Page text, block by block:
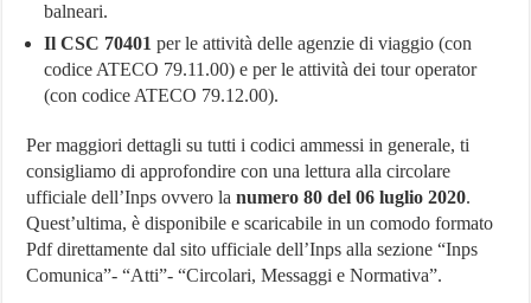
balneari.
Il CSC 70401 per le attività delle agenzie di viaggio (con
codice ATECO 79.11.00) e per le attività dei tour operator
(con codice ATECO 79.12.00).
Per maggiori dettagli su tutti i codici ammessi in generale, ti
consigliamo di approfondire con una lettura alla circolare
ufficiale dell’Inps ovvero lanumero 80 del 06 luglio 2020.
Quest’ultima, è disponibile e scaricabile in un comodo formato
Pdf direttamente dal sito ufficiale dell’Inps alla sezione “Inps
Comunica”- “Atti”- “Circolari, Messaggi e Normativa”.